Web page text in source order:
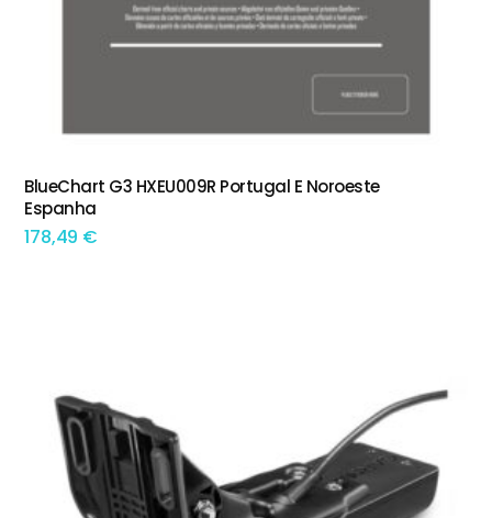
ADICIONAR
BlueChart G3 HXEU009R Portugal E Noroeste
Espanha
178,49 €